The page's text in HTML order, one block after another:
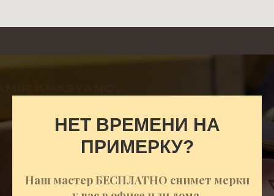
НЕТ ВРЕМЕНИ НА
ПРИМЕРКУ?
Наш мастер БЕСПЛАТНО снимет мерки